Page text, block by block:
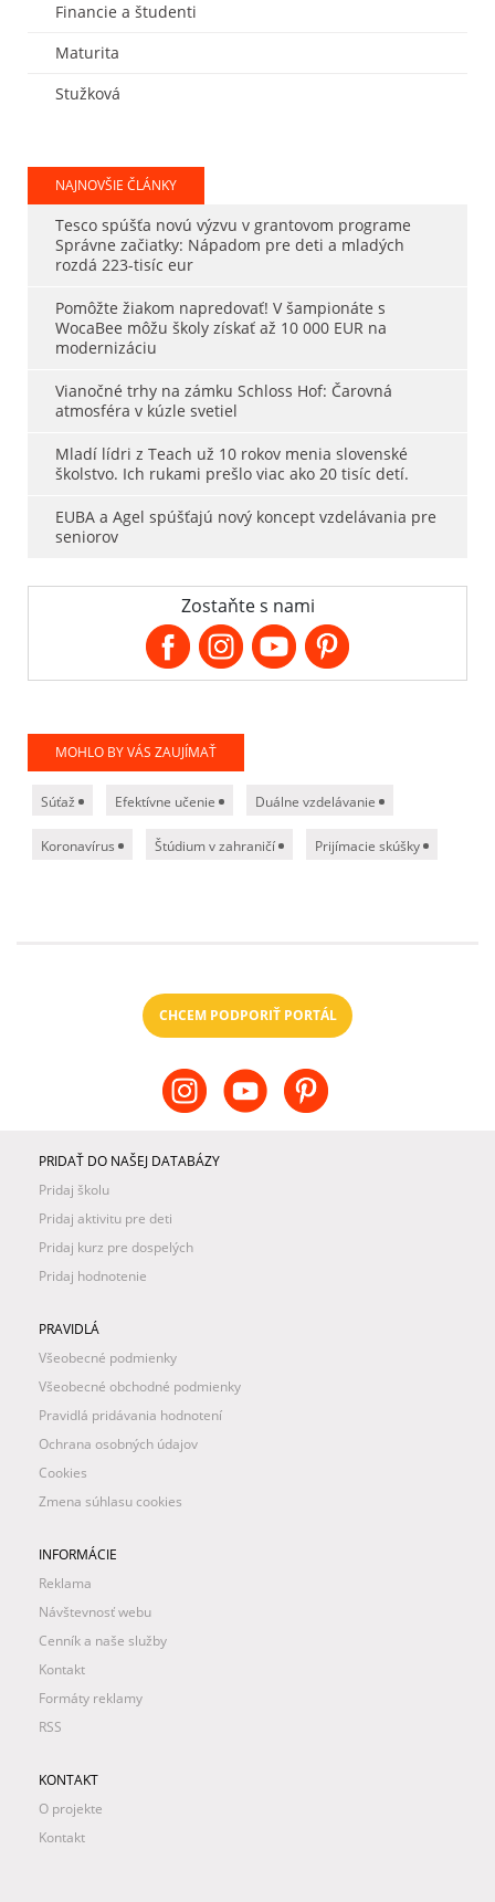
Financie a študenti
Maturita
Stužková
NAJNOVŠIE ČLÁNKY
Tesco spúšťa novú výzvu v grantovom programe
Správne začiatky: Nápadom pre deti a mladých
rozdá 223-tisíc eur
Pomôžte žiakom napredovať! V šampionáte s
WocaBee môžu školy získať až 10 000 EUR na
modernizáciu
Vianočné trhy na zámku Schloss Hof: Čarovná
atmosféra v kúzle svetiel
Mladí lídri z Teach už 10 rokov menia slovenské
školstvo. Ich rukami prešlo viac ako 20 tisíc detí.
EUBA a Agel spúšťajú nový koncept vzdelávania pre
seniorov
Zostaňte s nami
MOHLO BY VÁS ZAUJÍMAŤ
Súťaž Efektívne učenie Duálne vzdelávanie
Koronavírus Štúdium v zahraničí Prijímacie skúšky
CHCEM PODPORIŤ PORTÁL
PRIDAŤ DO NAŠEJ DATABÁZY
Pridaj školu
Pridaj aktivitu pre deti
Pridaj kurz pre dospelých
Pridaj hodnotenie
PRAVIDLÁ
Všeobecné podmienky
Všeobecné obchodné podmienky
Pravidlá pridávania hodnotení
Ochrana osobných údajov
Cookies
Zmena súhlasu cookies
INFORMÁCIE
Reklama
Návštevnosť webu
Cenník a naše služby
Kontakt
Formáty reklamy
RSS
KONTAKT
O projekte
Kontakt